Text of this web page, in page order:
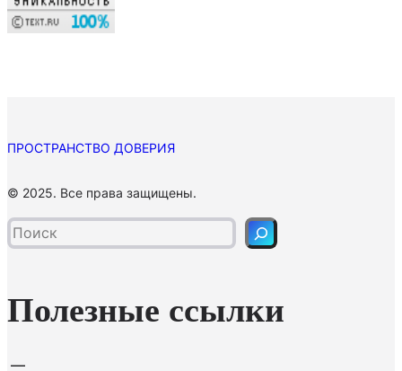
ПРОСТРАНСТВО ДОВЕРИЯ
© 2025. Все права защищены.
о
и
Полезные ссылки